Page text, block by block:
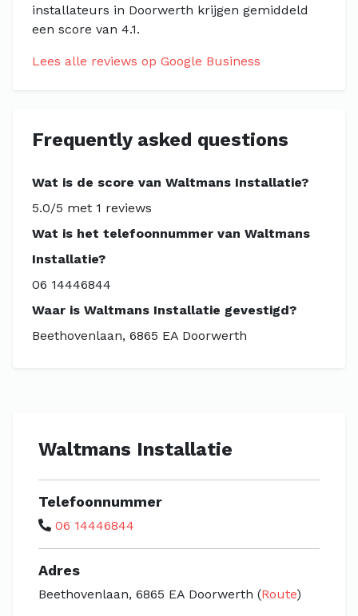
installateurs in Doorwerth krijgen gemiddeld
een score van 4.1.
Lees alle reviews op Google Business
Frequently asked questions
Wat is de score van Waltmans Installatie?
5.0/5 met 1 reviews
Wat is het telefoonnummer van Waltmans
Installatie?
06 14446844
Waar is Waltmans Installatie gevestigd?
Beethovenlaan, 6865 EA Doorwerth
Waltmans Installatie
Telefoonnummer
06 14446844
Adres
Beethovenlaan, 6865 EA Doorwerth (Route)